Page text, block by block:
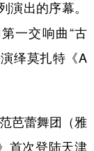
演出的序幕。
一交响曲“古
绎莫扎特《A
芭蕾舞团（雅
首次登陆天津